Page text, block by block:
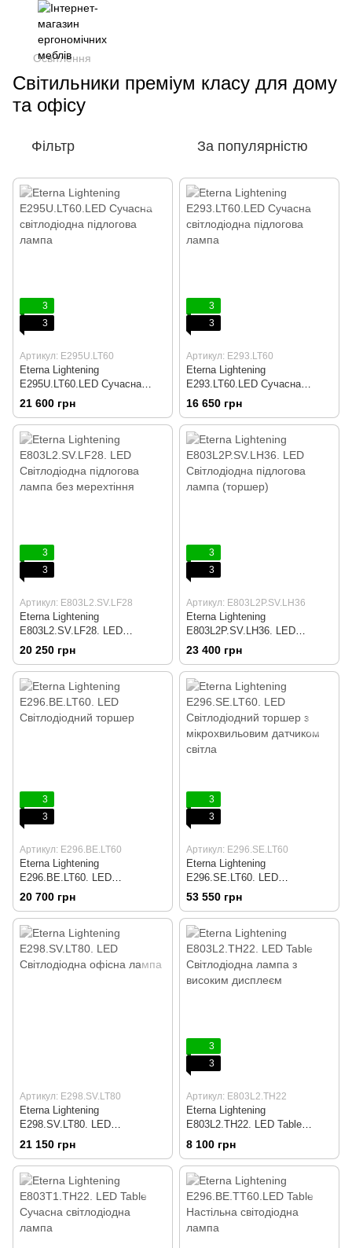
Освітлення
Світильники преміум класу для дому
та офісу
Фільтр За популярністю
3
3
Артикул: E295U.LT60
Eterna Lightening
E295U.LT60.LED Сучасна
світлодіодна підлогова лампа
21 600 грн
3
3
Артикул: E293.LT60
Eterna Lightening
E293.LT60.LED Сучасна
світлодіодна підлогова лампа
16 650 грн
3
3
Артикул: E803L2.SV.LF28
Eterna Lightening
E803L2.SV.LF28. LED
Світлодіодна підлогова лампа
без мерехтіння
20 250 грн
3
3
Артикул: E803L2P.SV.LH36
Eterna Lightening
E803L2P.SV.LH36. LED
Світлодіодна підлогова лампа
23 400 грн
3
3
Артикул: E296.BE.LT60
Eterna Lightening
E296.BE.LT60. LED
Світлодіодний торшер
20 700 грн
3
3
Артикул: E296.SE.LT60
Eterna Lightening
E296.SE.LT60. LED
Світлодіодний торшер з
мікрохвильовим датчиком
світла
53 550 грн
Артикул: E298.SV.LT80
Eterna Lightening
E298.SV.LT80. LED
Cвітлодіодна офісна лампа
21 150 грн
3
3
Артикул: E803L2.TH22
Eterna Lightening
E803L2.TH22. LED Table
Світлодіодна лампа з високим
дисплеєм
8 100 грн